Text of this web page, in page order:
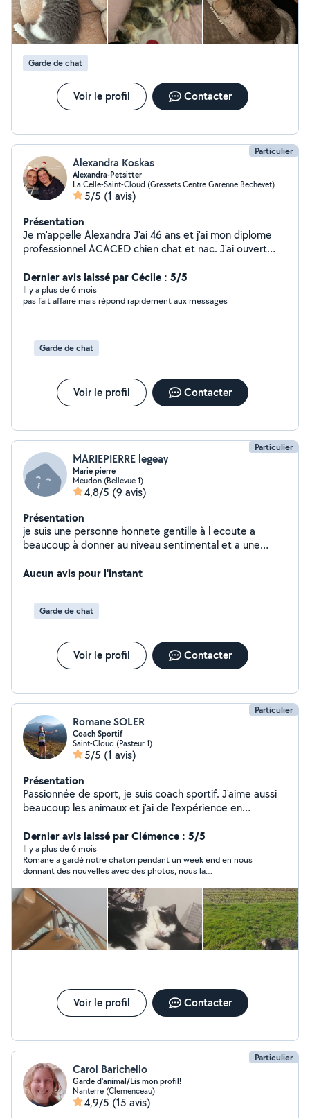
Garde de chat
Voir le profil Contacter
Particulier
Alexandra Koskas
Alexandra-Petsitter
La Celle-Saint-Cloud (Gressets Centre Garenne Bechevet)
5/5 (1 avis)
Présentation
Je m'appelle Alexandra J'ai 46 ans et j'ai mon diplome
professionnel ACACED chien chat et nac. J'ai ouvert
garde pas les chiens et chats chez moi. J'ai 5 animaux à
la maison.
Dernier avis laissé par Cécile : 5/5
Il y a plus de 6 mois
pas fait affaire mais répond rapidement aux messages
Garde de chat
Voir le profil Contacter
Particulier
MARIEPIERRE legeay
Marie pierre
Meudon (Bellevue 1)
4,8/5 (9 avis)
Présentation
je suis une personne honnete gentille à l ecoute a
beaucoup à donner au niveau sentimental et a une
Aucun avis pour l'instant
Garde de chat
Voir le profil Contacter
Particulier
Romane SOLER
Coach Sportif
Saint-Cloud (Pasteur 1)
5/5 (1 avis)
Présentation
Passionnée de sport, je suis coach sportif. J'aime aussi
beaucoup les animaux et j'ai de l'expérience en
Dernier avis laissé par Clémence : 5/5
Il y a plus de 6 mois
Romane a gardé notre chaton pendant un week end en nous
donnant des nouvelles avec des photos, nous la
Voir le profil Contacter
Particulier
Carol Barichello
Garde d'animal/Lis mon profil!
Nanterre (Clemenceau)
4,9/5 (15 avis)